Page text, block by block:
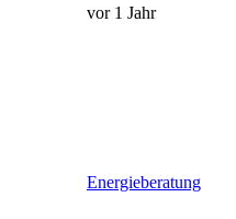
vor 1 Jahr
Energieberatung